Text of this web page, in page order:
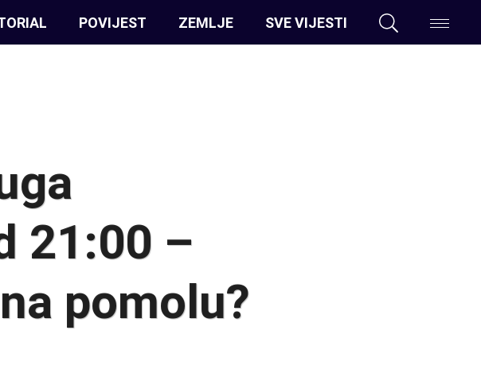
POVIJEST ZEMLJE SVE VIJESTI
21:00 –
pomolu?